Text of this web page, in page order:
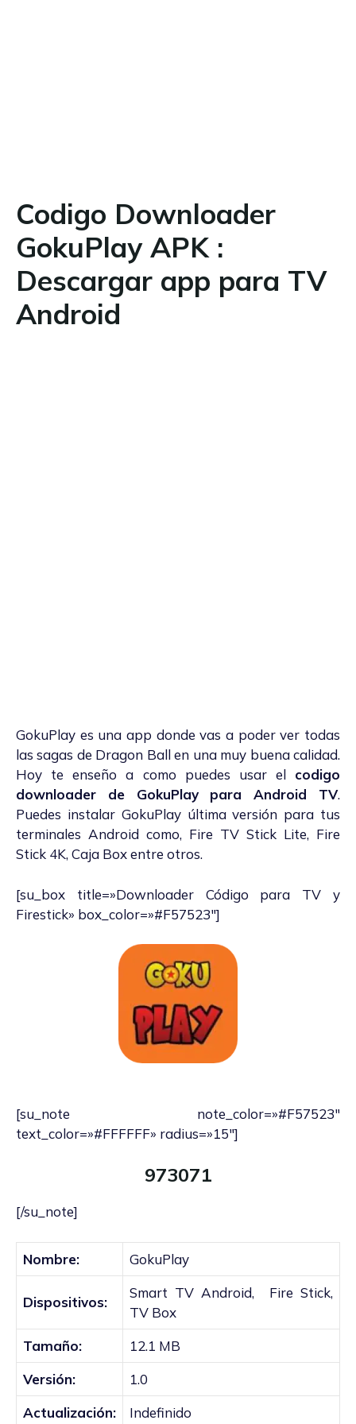
Codigo Downloader
GokuPlay APK :
Descargar app para TV
Android
GokuPlay es una app donde vas a poder ver todas
las sagas de Dragon Ball en una muy buena calidad.
Hoy te enseño a como puedes usar el codigo
downloader de GokuPlay para Android TV.
Puedes instalar GokuPlay última versión para tus
terminales Android como, Fire TV Stick Lite, Fire
Stick 4K, Caja Box entre otros.
[su_box title=»Downloader Código para TV y
Firestick» box_color=»#F57523″]
[su_note note_color=»#F57523″
text_color=»#FFFFFF» radius=»15″]
973071
[/su_note]
Nombre: GokuPlay
Dispositivos:
Smart TV Android, Fire Stick,
TV Box
Tamaño:
12.1 MB
Versión:
1.0
Actualización:
Indefinido